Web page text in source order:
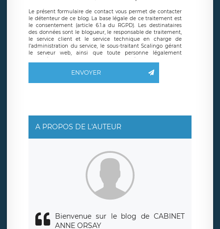
Le présent formulaire de contact vous permet de contacter
le détenteur de ce blog. La base légale de ce traitement est
le consentement (article 6.1.a du RGPD). Les destinataires
des données sont le blogueur, le responsable de traitement,
le service client et le service technique en charge de
l’administration du service, le sous-traitant Scalingo gérant
le serveur web, ainsi que toute personne légalement
autorisée. Le formulaire de contact à destination du
basé en France et offrant des
clauses de protection
limitation du traitement relatif à vos données à caractère
données. Vous pouvez exercer ces droits auprès du délégué
de traitement est la société LÉGAVOX, sis 9 rue Léopold
Sédar Senghor, joignable à l’adresse mail :
responsabledetraitement@legavox.fr. Vous avez également
le droit d’introduire une réclamation auprès d’une autorité
ENVOYER
A PROPOS DE L'AUTEUR
Bienvenue sur le blog de CABINET
ANNE ORSAY